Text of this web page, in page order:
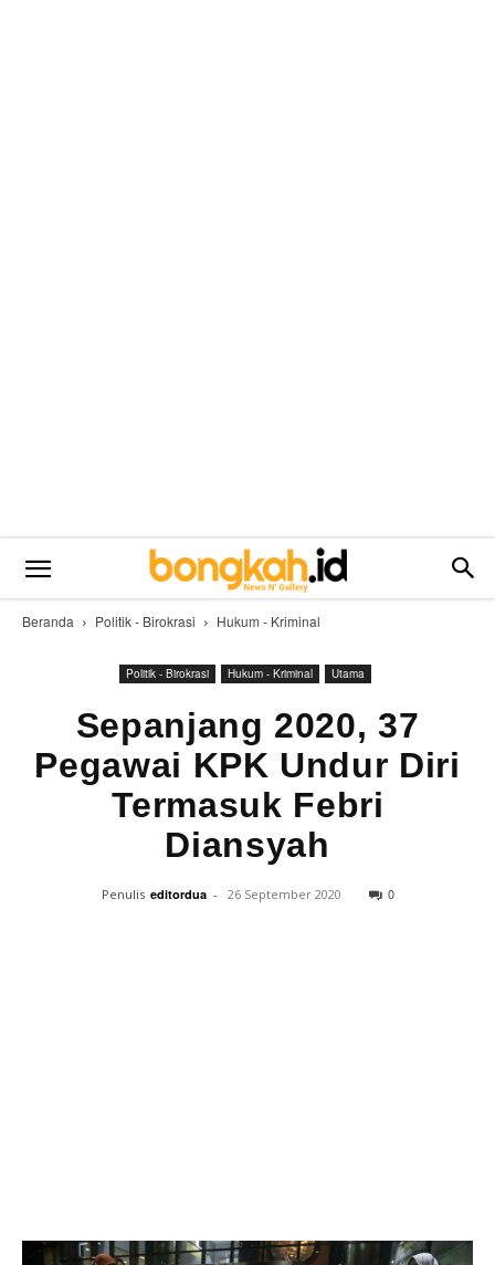
Beranda Politik - Birokrasi Hukum - Kriminal
Politik - Birokrasi Hukum - Kriminal Utama
Sepanjang 2020, 37
Pegawai KPK Undur Diri
Termasuk Febri
Diansyah
Penulis editordua - 26 September 2020 0